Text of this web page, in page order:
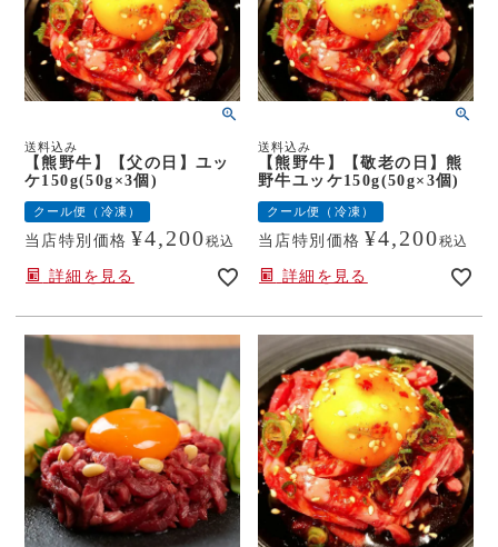
送料込み
【熊野牛】【父の日】ユッ
ケ150g(50g×3個)
クール便（冷凍）
当店特別価格 ¥4,200税込
詳細を見る
送料込み
【熊野牛】【敬老の日】熊
野牛ユッケ150g(50g×3個)
クール便（冷凍）
当店特別価格 ¥4,200税込
詳細を見る